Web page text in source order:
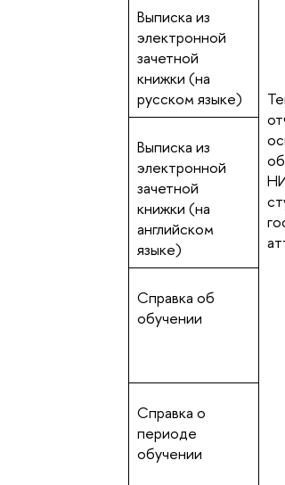
Выписка из
электронной
зачетной
книжки (на
русском языке)
Выписка из
электронной
зачетной
книжки (на
английском
языке)
Справка об
обучении
Справка о
периоде
обучении